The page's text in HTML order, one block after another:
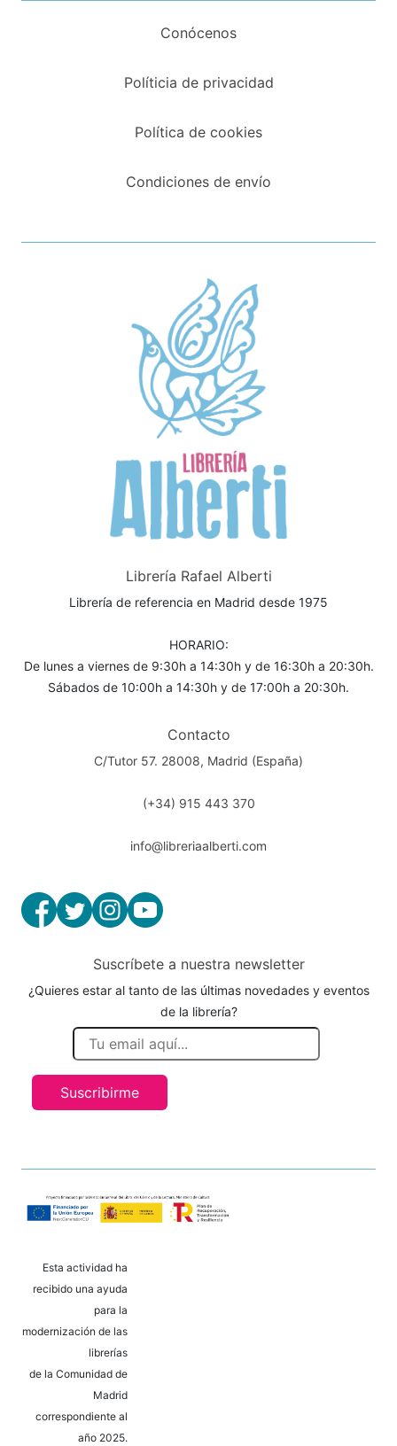
Conócenos
Políticia de privacidad
Política de cookies
Condiciones de envío
Librería Rafael Alberti
Librería de referencia en Madrid desde 1975
HORARIO:
De lunes a viernes de 9:30h a 14:30h y de 16:30h a 20:30h.
Sábados de 10:00h a 14:30h y de 17:00h a 20:30h.
Contacto
C/Tutor 57. 28008, Madrid (España)
(+34) 915 443 370
info@libreriaalberti.com
Suscríbete a nuestra newsletter
¿Quieres estar al tanto de las últimas novedades y eventos
de la librería?
Suscribirme
Esta actividad ha
recibido una ayuda
para la
modernización de las
librerías
de la Comunidad de
Madrid
correspondiente al
año 2025.